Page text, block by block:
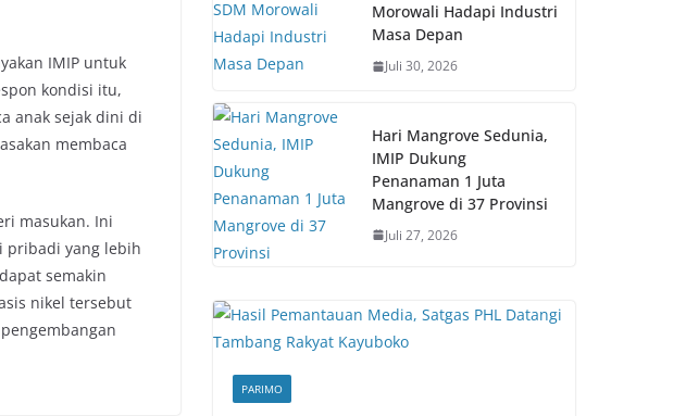
IMIP untuk
kondisi itu,
anak sejak dini di
membaca
masukan. Ini
pribadi yang lebih
semakin
nikel tersebut
Morowali Hadapi Industri
Masa Depan
Juli 30, 2026
Hari Mangrove Sedunia,
IMIP Dukung
Penanaman 1 Juta
Mangrove di 37 Provinsi
Juli 27, 2026
PARIMO